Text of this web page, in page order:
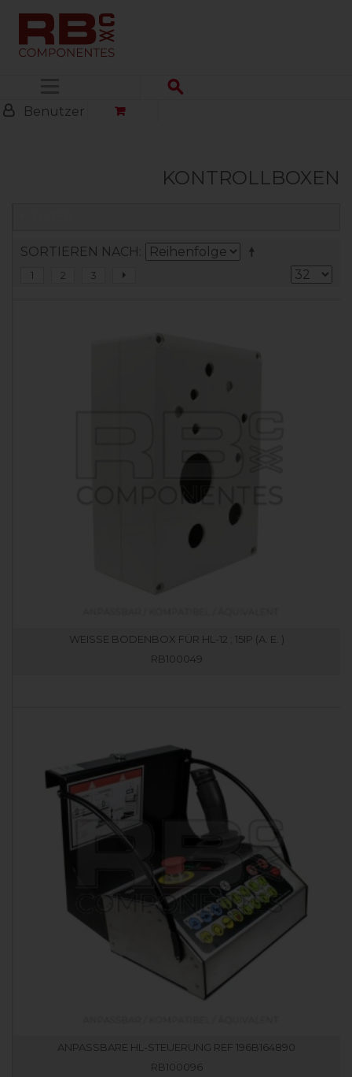
Benutzer
KONTROLLBOXEN
SORTIEREN NACH
1 2 3
WEISSE BODENBOX FÜR HL-12 ; 15IP (A. E. )
RB100049
ANPASSBARE HL-STEUERUNG REF 196B164890
RB100096